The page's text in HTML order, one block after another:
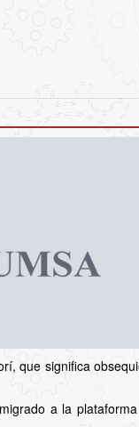
que significa
a la